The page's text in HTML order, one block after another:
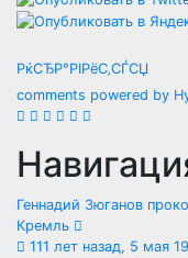
РќСЂР°РІРёС‚СЃСЏ
comments powered by
Геннадий Зюганов
Кремль
111 лет назад, 5 мая